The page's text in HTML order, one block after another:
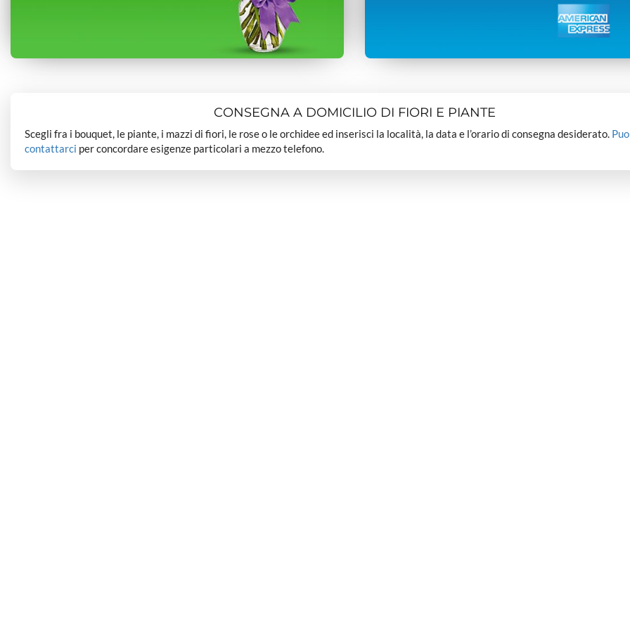
CONSEGNA A DOMICILIO DI FIORI E PIANTE
Scegli fra i bouquet, le piante, i mazzi di fiori, le rose o le orchidee ed inserisci la località, la data e l’orario di consegna desiderato.
contattarci per concordare esigenze particolari a mezzo telefono.